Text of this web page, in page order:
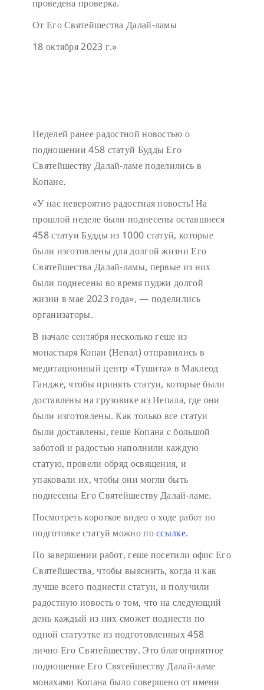
проведена проверка.
От Его Святейшества Далай-ламы
18 октября 2023 г.»
Неделей ранее радостной новостью о
подношении 458 статуй Будды Его
Святейшеству Далай-ламе поделились в
Копане.
«У нас невероятно радостная новость! На
прошлой неделе были поднесены оставшиеся
458 статуи Будды из 1000 статуй, которые
были изготовлены для долгой жизни Его
Святейшества Далай-ламы, первые из них
были поднесены во время пуджи долгой
жизни в мае 2023 года», — поделились
организаторы.
В начале сентября несколько геше из
монастыря Копан (Непал) отправились в
медитационный центр «Тушита» в Маклеод
Гандже, чтобы принять статуи, которые были
доставлены на грузовике из Непала, где они
были изготовлены. Как только все статуи
были доставлены, геше Копана с большой
заботой и радостью наполнили каждую
статую, провели обряд освящения, и
упаковали их, чтобы они могли быть
поднесены Его Святейшеству Далай-ламе.
Посмотреть короткое видео о ходе работ по
подготовке статуй можно поссылке.
По завершении работ, геше посетили офис Его
Святейшества, чтобы выяснить, когда и как
лучше всего поднести статуи, и получили
радостную новость о том, что на следующий
день каждый из них сможет поднести по
одной статуэтке из подготовленных 458
лично Его Святейшеству. Это благоприятное
подношение Его Святейшеству Далай-ламе
монахами Копана было совершено от имени